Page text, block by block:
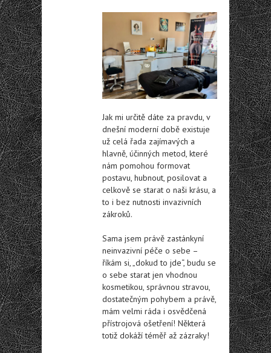
Jak mi určitě dáte za pravdu, v
dnešní moderní době existuje
už celá řada zajímavých a
hlavně, účinných metod, které
nám pomohou formovat
postavu, hubnout, posilovat a
celkově se starat o naši krásu, a
to i bez nutnosti invazivních
zákroků.
Sama jsem právě zastánkyní
neinvazivní péče o sebe –
říkám si, „dokud to jde“, budu se
o sebe starat jen vhodnou
kosmetikou, správnou stravou,
dostatečným pohybem a právě,
mám velmi ráda i osvědčená
přístrojová ošetření! Některá
totiž dokáží téměř až zázraky!